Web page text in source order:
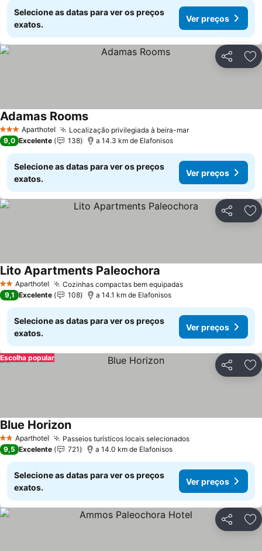
Selecione as datas para ver os preços
exatos.
Ver preços
Partilhar
3 EstrelasAparthotel Localização privilegiada à beira-marVer preços
Adamas RoomsVer preços
9,0 Excelente 138 a 14.3 km de Elafonisos
Selecione as datas para ver os preços
exatos.
Ver preços
Partilhar
2 EstrelasAparthotel Cozinhas compactas bem equipadasVer preços
Lito Apartments Paleochora
9,1 Excelente 108 a 14.1 km de Elafonisos
Selecione as datas para ver os preços
exatos.
Ver preços
Partilhar
Escolha popular
2 EstrelasAparthotel Passeios turísticos locais selecionadosVer preços
Blue HorizonVer preços
9,5 Excelente 721 a 14.0 km de Elafonisos
Selecione as datas para ver os preços
exatos.
Ver preços
Partilhar